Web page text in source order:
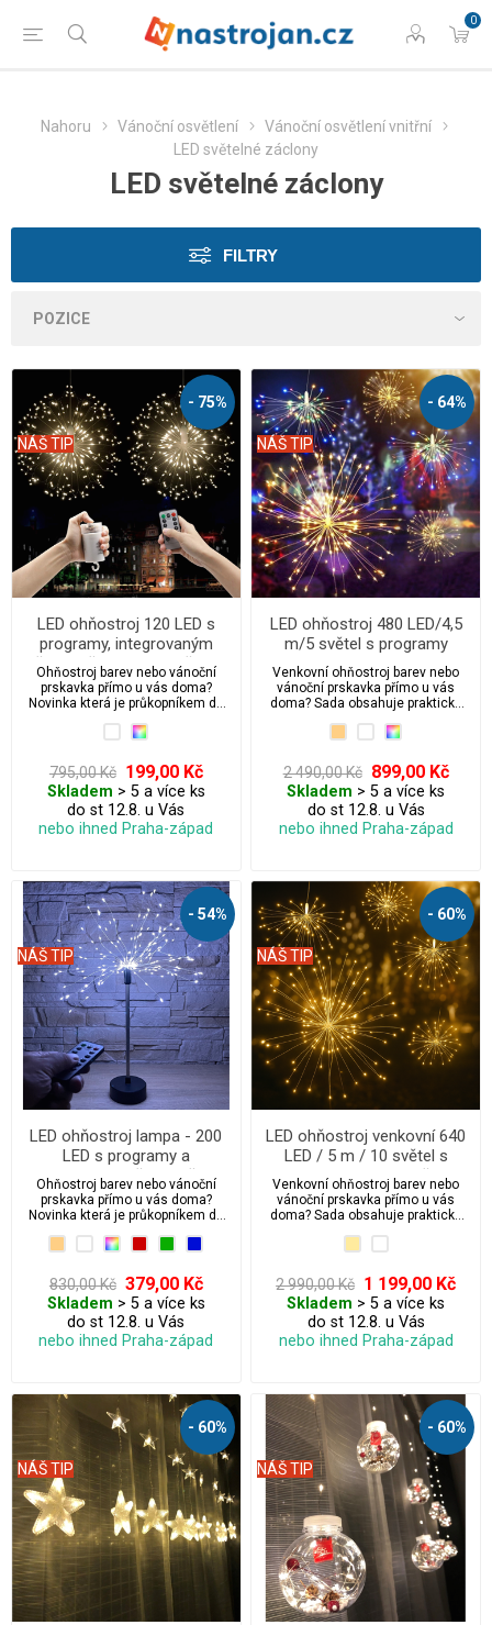
0
Nahoru Vánoční osvětlení
Vánoční osvětlení vnitřní
LED světelné záclony
LED světelné záclony
FILTRY
- 75%
NÁŠ TIP
LED ohňostroj 120 LED s
programy, integrovaným
časovačem a ovladačem
Ohňostroj barev nebo vánoční
prskavka přímo u vás doma?
Novinka která je průkopníkem do
795,00 Kč 199,00 Kč
Skladem > 5 a více ks
do st 12.8. u Vás
nebo ihned Praha-západ
- 64%
NÁŠ TIP
LED ohňostroj 480 LED/4,5
m/5 světel s programy
Venkovní ohňostroj barev nebo
vánoční prskavka přímo u vás
doma? Sada obsahuje praktické
(ohňostrojů). Jedná se o novinku
průkopníkem do světa 3D
vánočního led osvětlení.
2 490,00 Kč 899,00 Kč
Skladem > 5 a více ks
do st 12.8. u Vás
nebo ihned Praha-západ
- 54%
NÁŠ TIP
LED ohňostroj lampa - 200
LED s programy a
integrovaným časovačem
Ohňostroj barev nebo vánoční
prskavka přímo u vás doma?
Novinka která je průkopníkem do
830,00 Kč 379,00 Kč
Skladem > 5 a více ks
do st 12.8. u Vás
nebo ihned Praha-západ
- 60%
NÁŠ TIP
LED ohňostroj venkovní 640
LED / 5 m / 10 světel s
programy + ovladač +
časovač + háčky k zavěšení
Venkovní ohňostroj barev nebo
vánoční prskavka přímo u vás
doma? Sada obsahuje praktické
průkopníkem do světa 3D
vánočního led osvětlení.
2 990,00 Kč 1 199,00 Kč
Skladem > 5 a více ks
do st 12.8. u Vás
nebo ihned Praha-západ
- 60%
NÁŠ TIP
- 60%
NÁŠ TIP